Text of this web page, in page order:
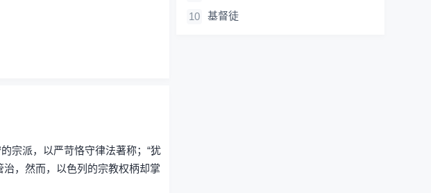
宗派，以严苛恪守律法著称；“犹
，然而，以色列的宗教权柄却掌
基督徒